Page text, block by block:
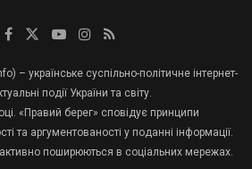
– українське суспільно-політичне інтернет-
події України та світу.
«Правий берег» сповідує принципи
та аргументованості у поданні інформації.
поширюються в соціальних мережах.